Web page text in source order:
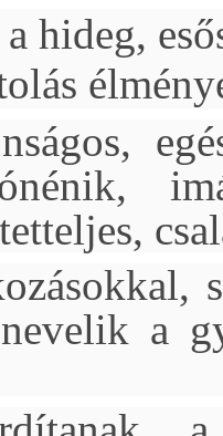
hideg,
a